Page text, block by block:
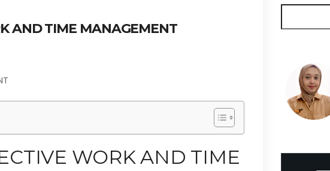
AND TIME MANAGEMENT
WORK AND TIME